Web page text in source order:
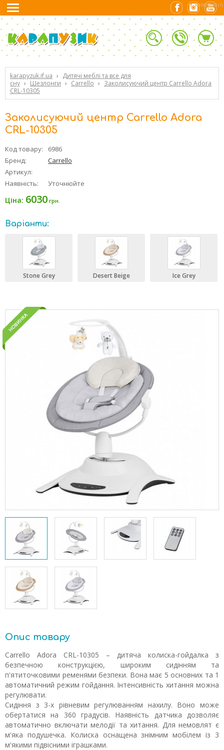
karapyzuk.if.ua › Дитячі меблі та все для
сну › Шезлонги › Carrello › Заколисуючий центр Carrello Adora
CRL-10305
Заколисуючий центр Carrello Adora
CRL-10305
Код товару:
6986
Бренд:
Carrello
Артикул:
Наявність:
Уточнюйте
Ціна: 6030 грн.
Варіанти:
Stone Grey Desert Beige Ice Grey
Опис товару
Carrello Adora CRL-10305 – дитяча колиска-гойдалка з
безпечною конструкцією, широким сидінням та
п'ятиточковими ременями безпеки. Вона має 5 основних та 1
автоматичний режим гойдання. Інтенсивність хитання можна
регулювати.
Сидіння з 3-х рівневим регулюванням нахилу. Воно може
обертатися на 360 градусів. Наявність датчика дозволяє
автоматично включати мелодії та хитання. Для немовлят є
м'яка подушечка. Колиска оснащена знімним мобілем із 3
м'якими підвісними іграшками.
0.01194382 (7)